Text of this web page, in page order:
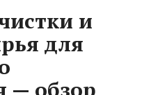
и
для
— обзор